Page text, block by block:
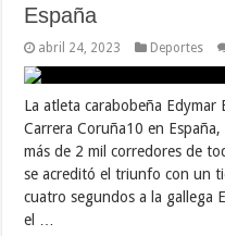
España
abril 24, 2023 Deportes
La atleta carabobeña Edymar
Carrera Coruña10 en
más de 2 mil corredores de
se acreditó el triunfo con un
cuatro segundos a la gallega
el …